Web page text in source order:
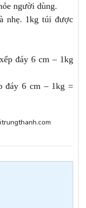
người dùng.
nhẹ. 1kg túi được
đáy 6 cm – 1kg
đáy 6 cm – 1kg =